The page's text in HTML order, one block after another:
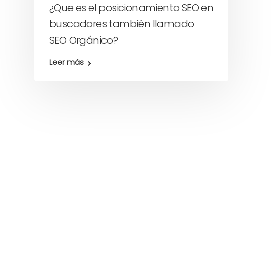
¿Que es el posicionamiento SEO en
buscadores también llamado
SEO Orgánico?
Leer más